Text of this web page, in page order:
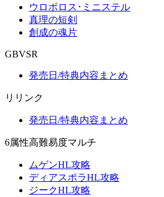
ウロボロス･ミニステル
真理の短剣
創成の魂片
GBVSR
発売日/特典内容まとめ
リリンク
発売日/特典内容まとめ
6属性高難易度マルチ
ムゲンHL攻略
ディアスポラHL攻略
ジークHL攻略